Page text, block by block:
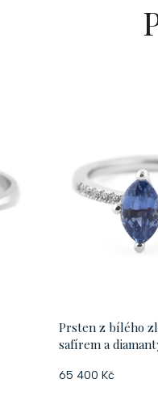
Prsten z bílého
safírem a
65 400 Kč